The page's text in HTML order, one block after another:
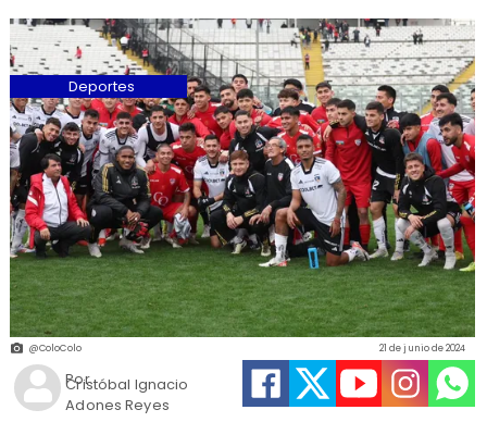
@ColoColo
Cristóbal Ignacio
Adones Reyes
21 de junio de 2024
Deportes
Por